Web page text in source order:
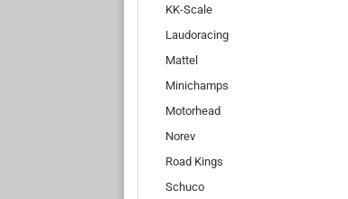
KK-Scale
Laudoracing
Mattel
Minichamps
Motorhead
Norev
Road Kings
Schuco